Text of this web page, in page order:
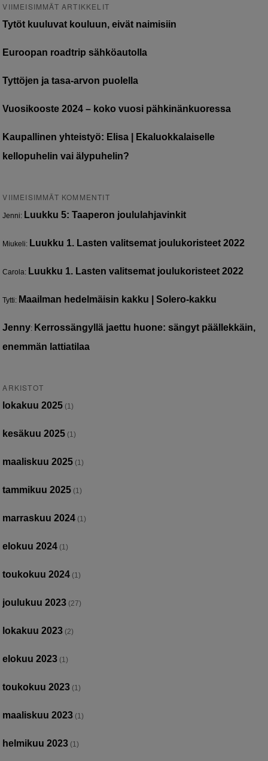
VIIMEISIMMÄT ARTIKKELIT
Tytöt kuuluvat kouluun, eivät naimisiin
Euroopan roadtrip sähköautolla
Tyttöjen ja tasa-arvon puolella
Vuosikooste 2024 – koko vuosi pähkinänkuoressa
Kaupallinen yhteistyö: Elisa | Ekaluokkalaiselle
kellopuhelin vai älypuhelin?
VIIMEISIMMÄT KOMMENTIT
Jenni: Luukku 5: Taaperon joululahjavinkit
Miukeli: Luukku 1. Lasten valitsemat joulukoristeet 2022
Carola: Luukku 1. Lasten valitsemat joulukoristeet 2022
Tytti: Maailman hedelmäisin kakku | Solero-kakku
Jenny: Kerrossängyllä jaettu huone: sängyt päällekkäin,
enemmän lattiatilaa
ARKISTOT
lokakuu 2025 (1)
kesäkuu 2025 (1)
maaliskuu 2025 (1)
tammikuu 2025 (1)
marraskuu 2024 (1)
elokuu 2024 (1)
toukokuu 2024 (1)
joulukuu 2023 (27)
lokakuu 2023 (2)
elokuu 2023 (1)
toukokuu 2023 (1)
maaliskuu 2023 (1)
helmikuu 2023 (1)